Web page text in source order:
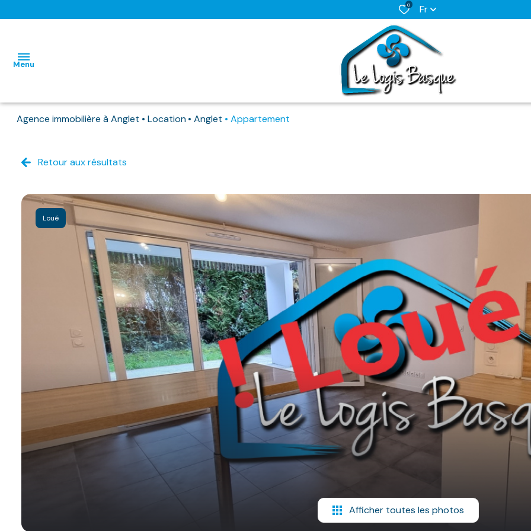
0 Fr
Menu
NOS BIENS
DISPONIBLES
HABITATIONS
IMMO
PRO
NOS
BIENS
DEJA
HABITATIONS
IMMO
PRO
CANDIDATURE
Agence immobilière à Anglet Location Anglet Appartement
Retour aux résultats
Loué
Afficher toutes les photos